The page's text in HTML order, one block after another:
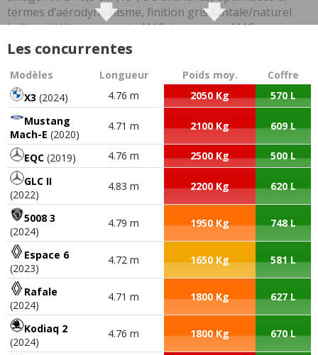
Les concurrentes
Modèles Longueur Poids moy.
Coffre
X3 (2024) 4.76 m 2050 Kg
570 L
Mustang
Mach-E (2020)
4.71 m 2100 Kg 609 L
EQC (2019) 4.76 m 2500 Kg
500 L
GLC II
(2022)
4.83 m 2200 Kg 620 L
5008 3
(2024)
4.79 m 1950 Kg 748 L
Espace 6
(2023)
4.72 m 1650 Kg 581 L
Rafale
(2024)
4.71 m 1800 Kg 627 L
Kodiaq 2
(2024)
4.76 m 1800 Kg 670 L